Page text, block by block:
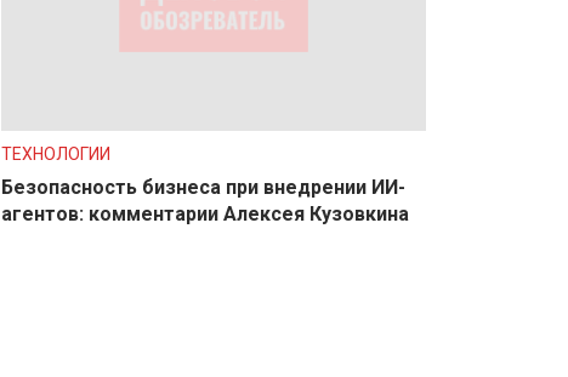
ТЕХНОЛОГИИ
Безопасность бизнеса при внедрении ИИ-
агентов: комментарии Алексея Кузовкина